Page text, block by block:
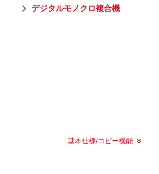
デジタルモノクロ複合機
基本仕様/コピー機能